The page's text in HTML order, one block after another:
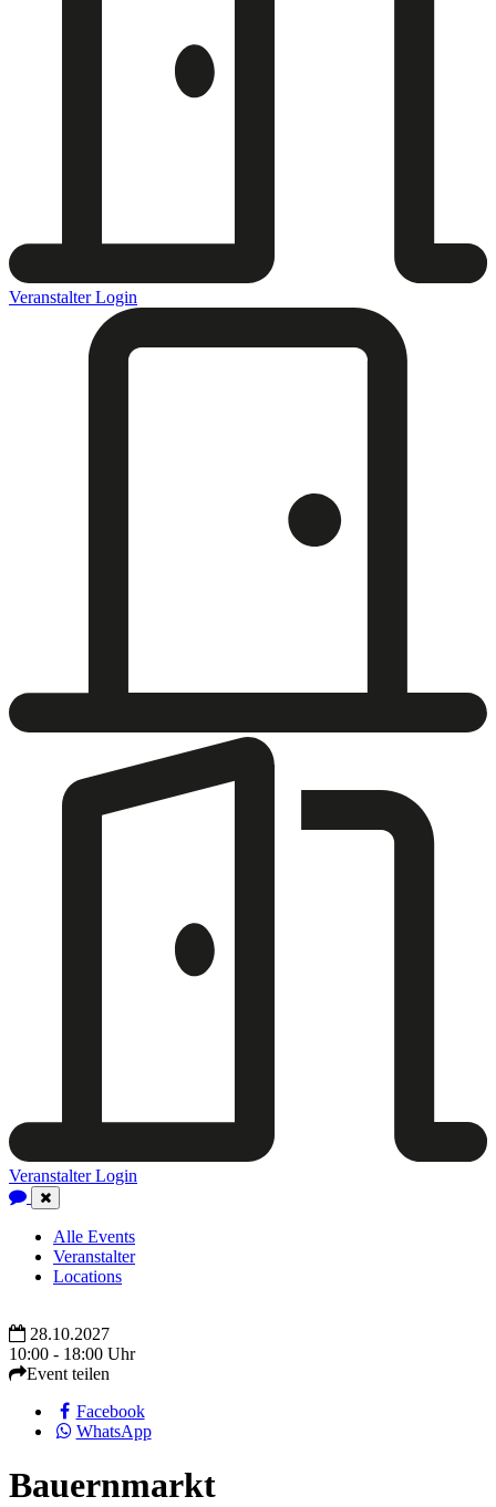
Veranstalter Login
Veranstalter Login
Close
Navigation
Alle Events
Veranstalter
Locations
28.10.2027
10:00 - 18:00 Uhr
Event teilen
Facebook
WhatsApp
Bauernmarkt